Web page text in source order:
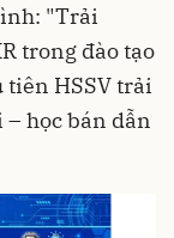
"Trải
trong đào tạo
tiên HSSV trải
học bán dẫn